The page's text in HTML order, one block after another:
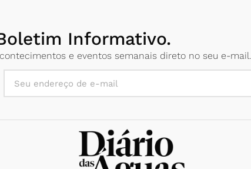
Informativo.
e eventos semanais direto no seu e-mail.